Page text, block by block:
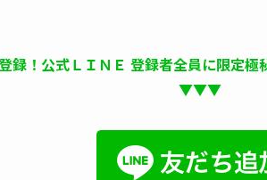
録！公式ＬＩＮＥ 登録者全員に限定極
▼▼▼